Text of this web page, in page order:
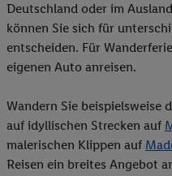
Deutschland oder im
können Sie sich für
entscheiden. Für
eigenen Auto anreisen.
Wandern Sie beispielsweise
auf idyllischen Strecken auf
malerischen Klippen auf
Reisen ein breites Angebot